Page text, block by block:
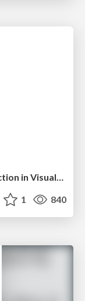
Visual SLAM未来予測 / Future Prediction in Visual SLAM
1 840